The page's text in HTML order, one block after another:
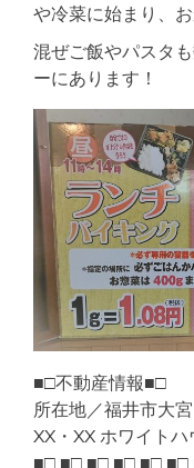
や冷菜に始まり、
混ぜご飯やパスタ
ーにあります！
■□不動産情報■□
所在地／福井市大
XX・XX ホワイトハ
■□ ■□ ■□ ■□ ■□